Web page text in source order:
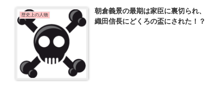
歴史上の人物
朝倉義景の最期は家臣に裏切られ、
織田信長にどくろの盃にされた！？